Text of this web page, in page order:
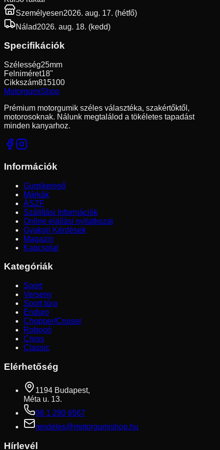
Személyesen2026. aug. 17. (hétfő)
Nálad2026. aug. 18. (kedd)
Specifikációk
Szélesség25mm
Felniméret18"
Cikkszám815100
MotorgumiShop
Prémium motorgumik széles választéka, szakértőktől,
motorosoknak. Nálunk megtalálod a tökéletes tapadást
minden kanyarhoz.
Információk
Gumikereső
Márkák
ÁSZF
Szállítási Információk
Online elállási nyilatkozat
Gyakori Kérdések
Magazin
Kapcsolat
Kategóriák
Sport
Verseny
Sport túra
Enduro
Chopper/Cruiser
Robogó
Cross
Classic
Elérhetőség
1194 Budapest,
Méta u. 13.
06 1 280 6567
rendeles@motorgumishop.hu
Hírlevél